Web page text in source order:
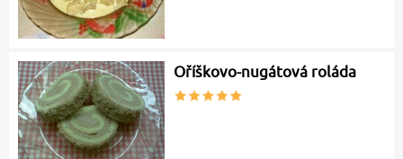
Oříškovo-nugátová roláda